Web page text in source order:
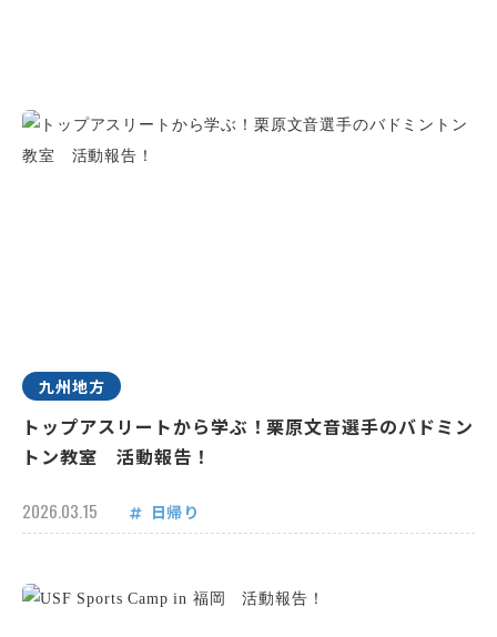
九州地方
トップアスリートから学ぶ！栗原文音選手のバドミン
トン教室 活動報告！
2026.03.15 日帰り